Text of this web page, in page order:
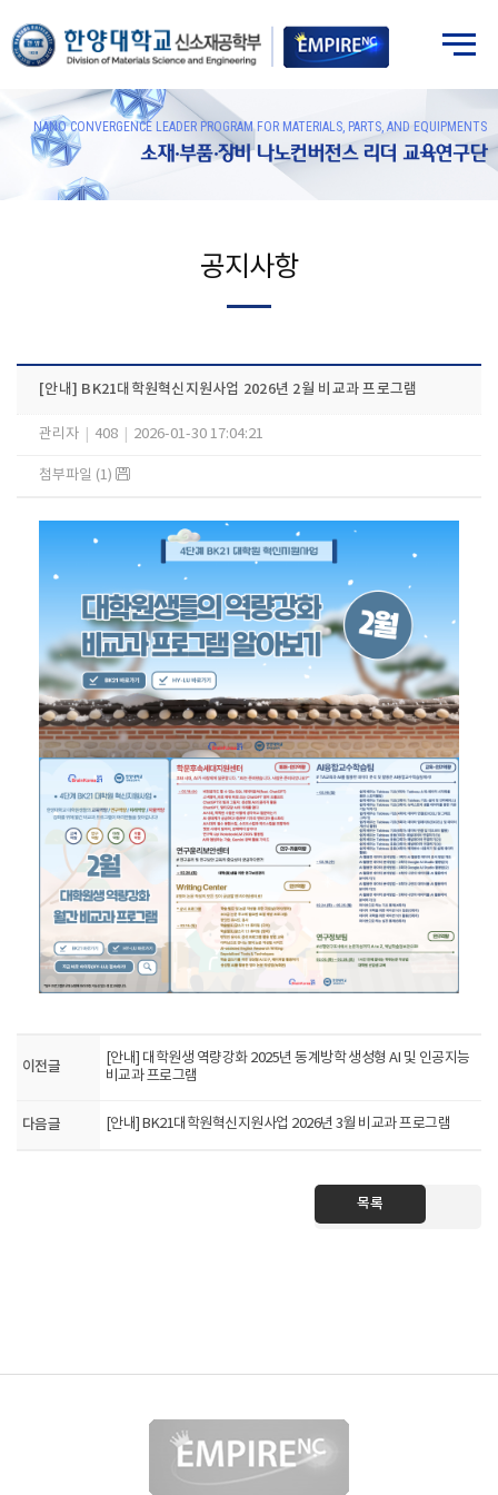
NANO CONVERGENCE LEADER PROGRAM FOR MATERIALS, PARTS, AND EQUIPMENTS
소재·부품·장비 나노컨버전스 리더 교육연구단
공지사항
[안내] BK21대학원혁신지원사업 2026년 2월 비교과 프로그램
관리자 408 2026-01-30 17:04:21
첨부파일 (1)
이전글
[안내] 대학원생 역량강화 2025년 동계방학 생성형 AI 및 인공지능
비교과 프로그램
다음글 [안내] BK21대학원혁신지원사업 2026년 3월 비교과 프로그램
목록